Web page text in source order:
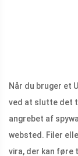
Når du bruger et
ved at slutte det
angrebet af
websted. Filer
vira, der kan føre